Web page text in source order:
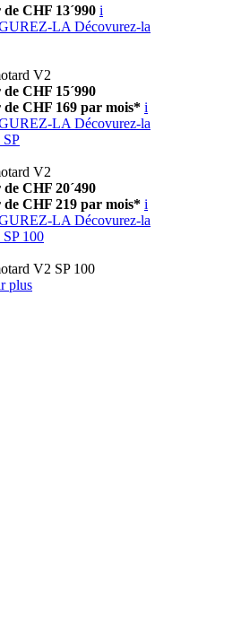
CHF 13´990 i
LA Décovurez-la
V2
CHF 15´990
CHF 169 par mois* i
LA Décovurez-la
V2
CHF 20´490
CHF 219 par mois* i
LA Décovurez-la
100
V2 SP 100
plus